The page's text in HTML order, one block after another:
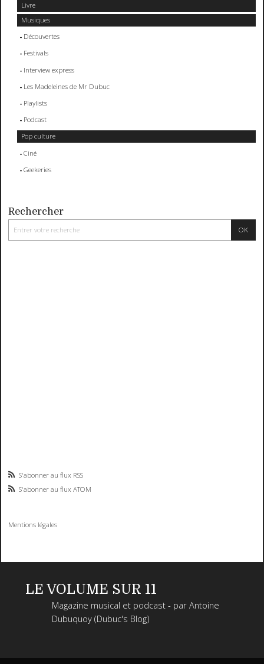
Livre
Musiques
Découvertes
Festivals
Interview express
Les Madeleines de Mr Dubuc
Playlists
Podcast
Pop culture
Ciné
Geekeries
Rechercher
S'abonner au flux RSS
S'abonner au flux ATOM
Mentions légales
LE VOLUME SUR 11
Magazine musical et podcast - par Antoine
Dubuquoy (Dubuc's Blog)